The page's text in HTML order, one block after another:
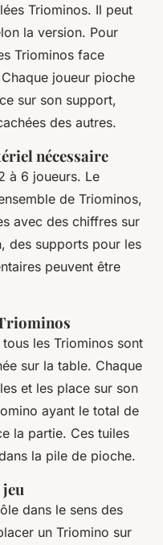
Triominos. Il peut
la version. Pour
Triominos face
joueur pioche
sur son support,
des autres.
nécessaire
à 6 joueurs. Le
de Triominos,
avec des chiffres sur
des supports pour les
peuvent être
les Triominos sont
sur la table. Chaque
et les place sur son
ayant le total de
la partie. Ces tuiles
la pile de pioche.
dans le sens des
un Triomino sur